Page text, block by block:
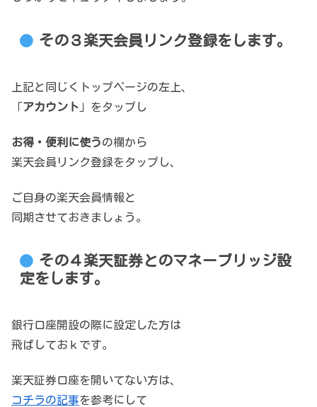
その３楽天会員リンク登録をします。
上記と同じくトップページの左上、
「アカウント 」をタップし
お得・便利に使うの欄から
楽天会員リンク登録をタップし、
ご自身の楽天会員情報と
同期させておきましょう。
その４楽天証券とのマネーブリッジ設
定をします。
銀行口座開設の際に設定した方は
飛ばしておｋです。
楽天証券口座を開いてない方は、
コチラの記事を参考にして